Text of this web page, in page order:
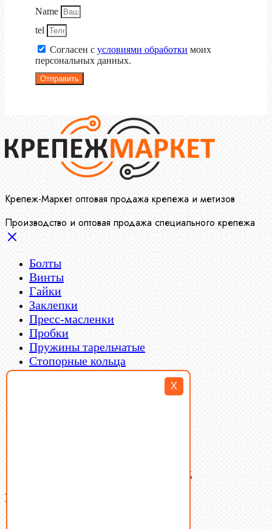
X
Name
tel
Согласен с условиями обработки моих
персональных данных.
Отправить
Крепеж-Маркет оптовая продажа крепежа и метизов
Производство и оптовая продажа специального крепежа
Болты
Винты
Гайки
Заклепки
Пресс-масленки
Пробки
Пружины тарельчатые
Стопорные кольца
Такелаж
Латунный и бронзовый крепеж
Ваша корзина